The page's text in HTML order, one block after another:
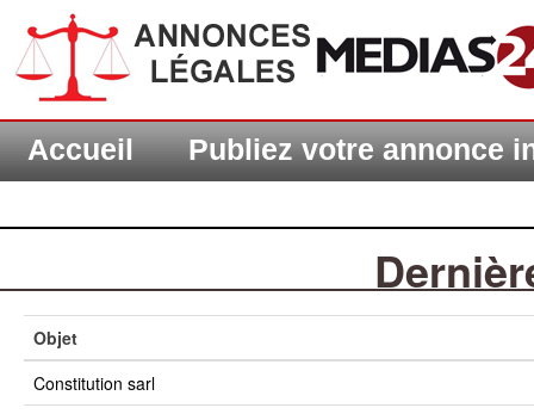
Accueil Publiez votre annonce
Objet
constitution sarl